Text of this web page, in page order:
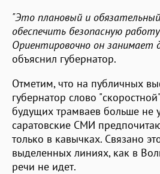
"Это плановый и
обеспечить безопасную
Ориентировочно он занимает
объяснил губернатор.
Отметим, что на публичных
губернатор слово
будущих трамваев больше не
саратовские СМИ
только в кавычках. Связано
выделенных линиях, как в
речи не идет.